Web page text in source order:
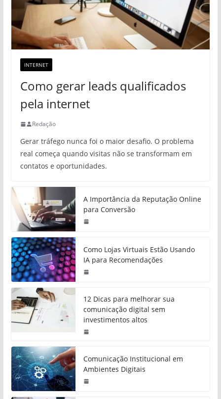
INTERNET
Como gerar leads qualificados
pela internet
Redação
Gerar tráfego nunca foi o maior desafio. O problema
real começa quando visitas não se transformam em
contatos e oportunidades.
A Importância da Reputação Online
para Conversão
Como Lojas Virtuais Estão Usando
IA para Recomendações
12 Dicas para melhorar sua
comunicação digital sem
investimentos altos
Comunicação Institucional em
Ambientes Digitais